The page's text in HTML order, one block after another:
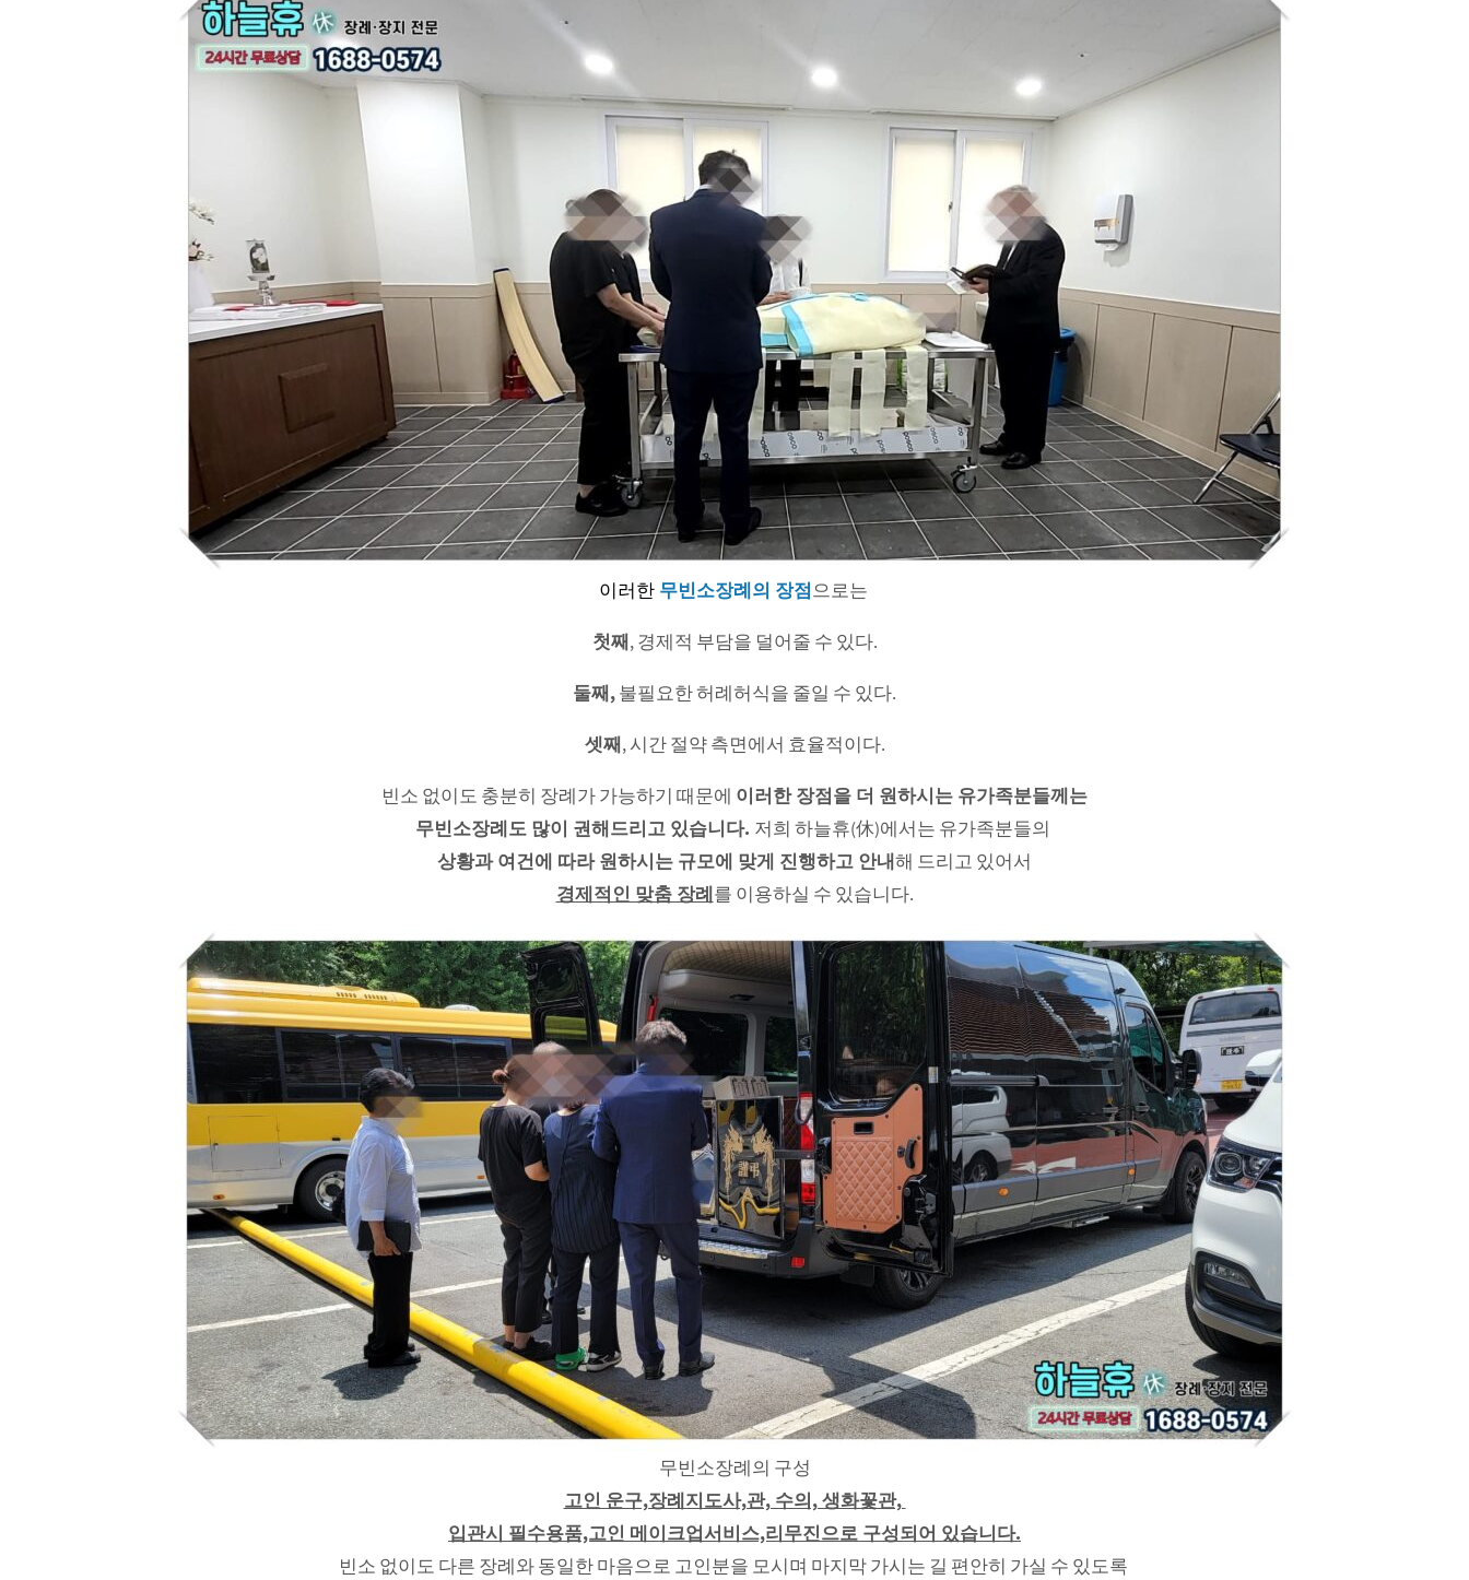
이러한무빈소장례의 장점으로는
첫째, 경제적 부담을 덜어줄 수 있다.
둘째,불필요한 허례허식을 줄일 수 있다.
셋째, 시간 절약 측면에서 효율적이다.
빈소 없이도 충분히 장례가 가능하기 때문에 이러한 장점을 더 원하시는 유가족분들께는
무빈소장례도 많이 권해드리고 있습니다. 저희 하늘휴(休)에서는 유가족분들의
상황과 여건에 따라 원하시는 규모에 맞게 진행하고 안내해 드리고 있어서
경제적인 맞춤 장례를 이용하실 수 있습니다.
무빈소장례의 구성
고인 운구,장례지도사,관, 수의, 생화꽃관,
입관시 필수용품,고인 메이크업서비스,리무진으로 구성되어 있습니다.
빈소 없이도 다른 장례와 동일한 마음으로 고인분을 모시며 마지막 가시는 길 편안히 가실 수 있도록